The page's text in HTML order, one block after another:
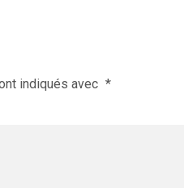
indiqués avec *